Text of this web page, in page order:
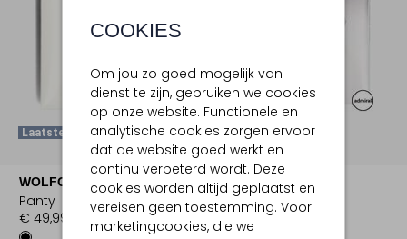
COOKIES
Om jou zo goed mogelijk van
dienst te zijn, gebruiken we cookies
op onze website. Functionele en
analytische cookies zorgen ervoor
dat de website goed werkt en
continu verbeterd wordt. Deze
cookies worden altijd geplaatst en
vereisen geen toestemming. Voor
marketingcookies, die we
Laatste Maten
WOLFORD
Panty
€ 49,99
WOLFORD
Panty
€ 34,50